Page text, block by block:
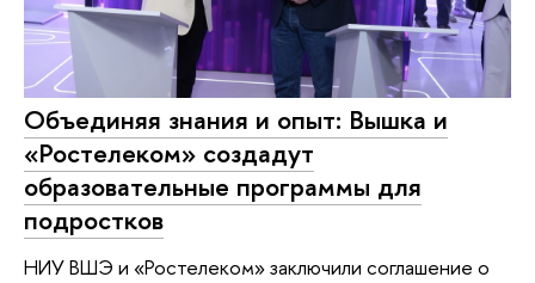
Объединяя знания и опыт: Вышка и
«Ростелеком» создадут
образовательные программы для
подростков
НИУ ВШЭ и «Ростелеком» заключили соглашение о